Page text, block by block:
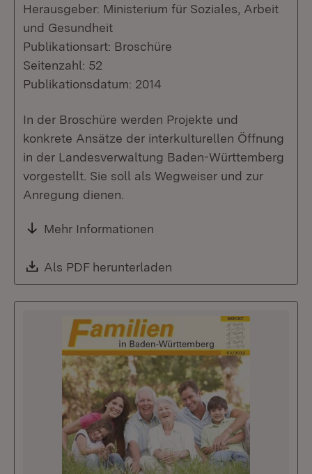
Herausgeber: Ministerium für Soziales, Arbeit
und Gesundheit
Publikationsart: Broschüre
Seitenzahl: 52
Publikationsdatum: 2014
In der Broschüre werden Projekte und
konkrete Ansätze der interkulturellen Öffnung
in der Landesverwaltung Baden-Württemberg
vorgestellt. Sie soll als Wegweiser und zur
Anregung dienen.
Mehr Informationen
Download:
Als PDF herunterladen